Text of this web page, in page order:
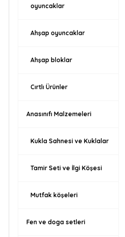
oyuncaklar
Ahşap oyuncaklar
Ahşap bloklar
Cırtlı Ürünler
Anasınıfı Malzemeleri
Kukla Sahnesi ve Kuklalar
Tamir Seti ve İlgi Köşesi
Mutfak köşeleri
Fen ve doga setleri